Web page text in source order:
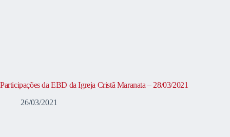
Participações da EBD da Igreja Cristã Maranata – 28/03/2021
26/03/2021